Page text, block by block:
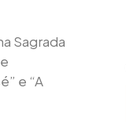
Sagrada
e “A